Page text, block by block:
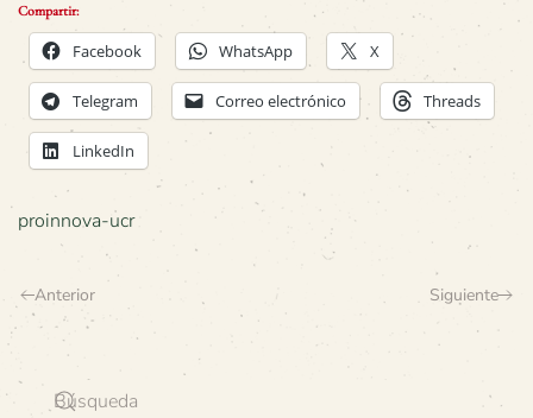
Compartir:
Facebook WhatsApp X
Telegram Correo electrónico Threads
LinkedIn
proinnova-ucr
Anterior Siguiente